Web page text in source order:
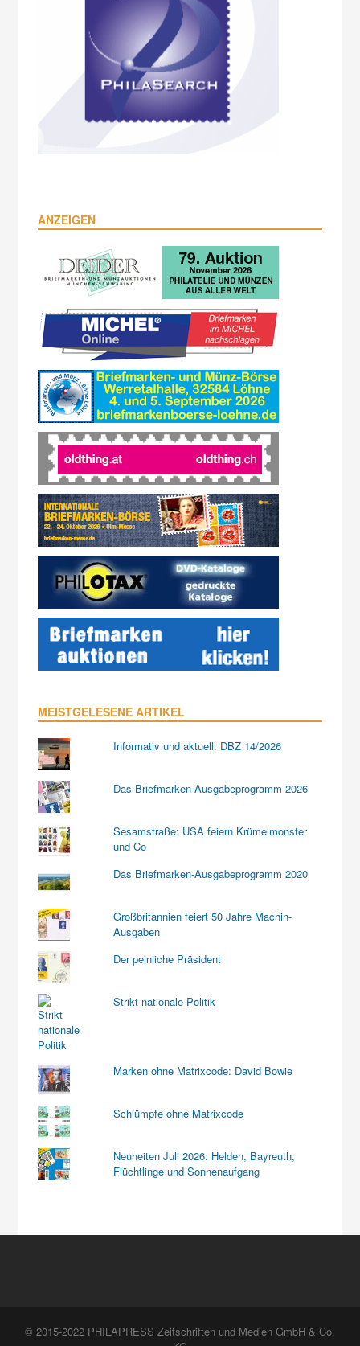
ANZEIGEN
MEISTGELESENE ARTIKEL
Informativ und aktuell: DBZ 14/2026
Das Briefmarken-Ausgabeprogramm 2026
Sesamstraße: USA feiern Krümelmonster
und Co
Das Briefmarken-Ausgabeprogramm 2020
Großbritannien feiert 50 Jahre Machin-
Ausgaben
Der peinliche Präsident
Strikt nationale Politik
Marken ohne Matrixcode: David Bowie
Schlümpfe ohne Matrixcode
Neuheiten Juli 2026: Helden, Bayreuth,
Flüchtlinge und Sonnenaufgang
© 2015-2022 PHILAPRESS Zeitschriften und Medien GmbH & Co.